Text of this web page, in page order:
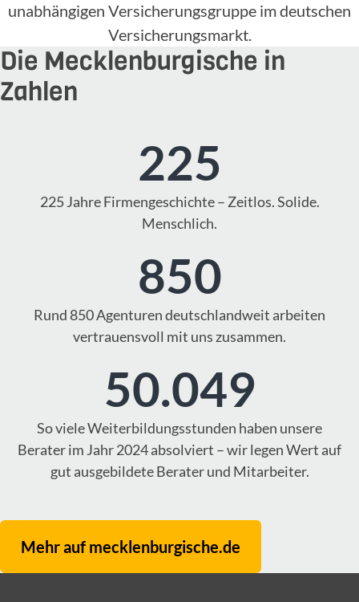
unabhängigen Versicherungsgruppe im deutschen
Versicherungsmarkt.
Die Mecklenburgische in
Zahlen
225
225 Jahre Firmengeschichte – Zeitlos. Solide.
Menschlich.
850
Rund 850 Agenturen deutschlandweit arbeiten
vertrauensvoll mit uns zusammen.
50.049
So viele Weiterbildungsstunden haben unsere
Berater im Jahr 2024 absolviert – wir legen Wert auf
gut ausgebildete Berater und Mitarbeiter.
Mehr auf mecklenburgische.de